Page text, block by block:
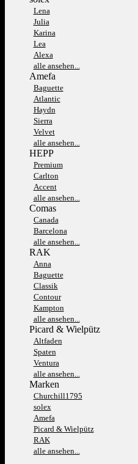
Lena
Julia
Karina
Lea
Alexa
alle ansehen...
Amefa
Baguette
Atlantic
Haydn
Sierra
Velvet
alle ansehen...
HEPP
Premium
Carlton
Accent
alle ansehen...
Comas
Canada
Barcelona
alle ansehen...
RAK
Anna
Baguette
Classik
Contour
Kampton
alle ansehen...
Picard & Wielpütz
Altfaden
Spaten
Ventura
alle ansehen...
Marken
Churchill1795
solex
Amefa
Picard & Wielpütz
RAK
alle ansehen...